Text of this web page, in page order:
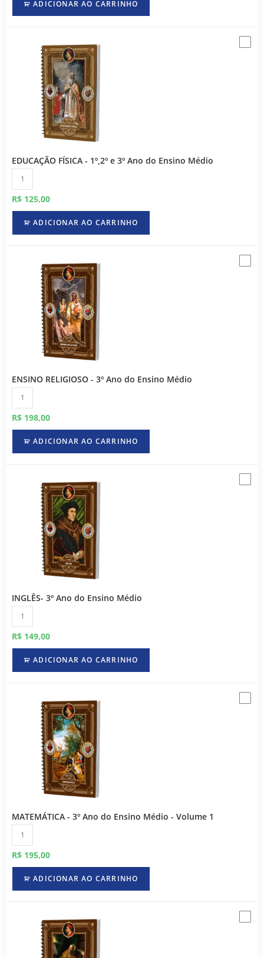
ADICIONAR AO CARRINHO
EDUCAÇÃO FÍSICA - 1º,2º e 3º Ano do Ensino Médio
R$ 125,00
ADICIONAR AO CARRINHO
ENSINO RELIGIOSO - 3º Ano do Ensino Médio
R$ 198,00
ADICIONAR AO CARRINHO
INGLÊS- 3º Ano do Ensino Médio
R$ 149,00
ADICIONAR AO CARRINHO
MATEMÁTICA - 3º Ano do Ensino Médio - Volume 1
R$ 195,00
ADICIONAR AO CARRINHO